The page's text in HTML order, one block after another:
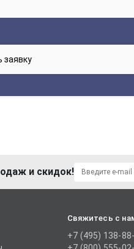
и скидок!
Свяжитесь с
+7 (495) 138-